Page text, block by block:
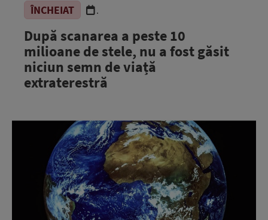
ÎNCHEIAT .
După scanarea a peste 10
milioane de stele, nu a fost găsit
niciun semn de viață
extraterestră